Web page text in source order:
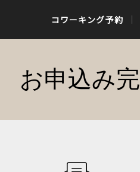
コワーキング予約
お申込み